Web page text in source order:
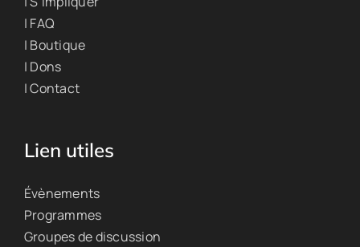
| FAQ
| Boutique
| Dons
| Contact
Lien utiles
Évènements
Programmes
Groupes de discussion